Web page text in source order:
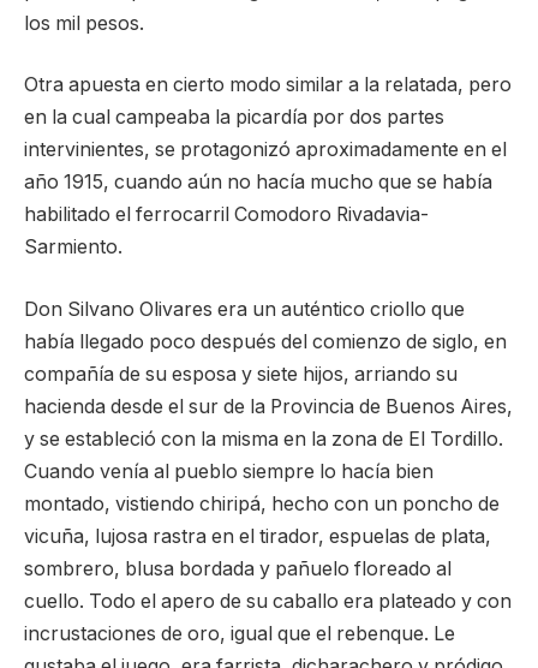
los mil pesos.
Otra apuesta en cierto modo similar a la relatada, pero
en la cual campeaba la picardía por dos partes
intervinientes, se protagonizó aproximadamente en el
año 1915, cuando aún no hacía mucho que se había
habilitado el ferrocarril Comodoro Rivadavia-
Sarmiento.
Don Silvano Olivares era un auténtico criollo que
había llegado poco después del comienzo de siglo, en
compañía de su esposa y siete hijos, arriando su
hacienda desde el sur de la Provincia de Buenos Aires,
y se estableció con la misma en la zona de El Tordillo.
Cuando venía al pueblo siempre lo hacía bien
montado, vistiendo chiripá, hecho con un poncho de
vicuña, lujosa rastra en el tirador, espuelas de plata,
sombrero, blusa bordada y pañuelo floreado al
cuello. Todo el apero de su caballo era plateado y con
incrustaciones de oro, igual que el rebenque. Le